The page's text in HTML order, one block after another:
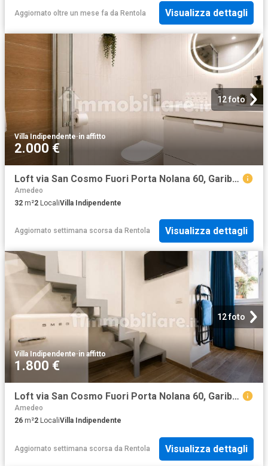
Aggiornato oltre un mese fa da Rentola Visualizza dettagli
12 foto
Villa Indipendente·in affitto
2.000 €
Loft via San Cosmo Fuori Porta Nolana 60, Garibaldi Ferrovia, Napoli
Amedeo
32 m²2 LocaliVilla Indipendente
Aggiornato settimana scorsa da Rentola Visualizza dettagli
12 foto
Villa Indipendente·in affitto
1.800 €
Loft via San Cosmo Fuori Porta Nolana 60, Garibaldi Ferrovia, Napoli
Amedeo
26 m²2 LocaliVilla Indipendente
Aggiornato settimana scorsa da Rentola Visualizza dettagli